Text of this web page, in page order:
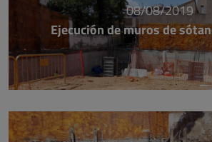
08/08/2019
Ejecución de muros de